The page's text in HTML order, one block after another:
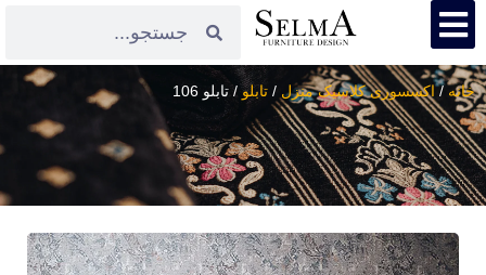
خانه/اکسسوری کلاسیک منزل / تابلو / تابلو 106